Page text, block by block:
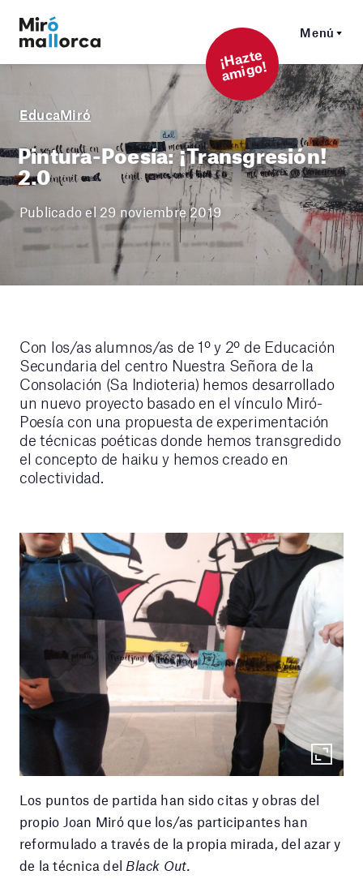
Menú
¡
Hazt
e
a
mi
g
o!
EducaMiró
Pintura-Poesía: ¡Transgresión!
2.0
Publicado el 29 noviembre 2019
Con los/as alumnos/as de 1º y 2º de Educación
Secundaria del centro Nuestra Señora de la
Consolación (Sa Indioteria) hemos desarrollado
un nuevo proyecto basado en el vínculo Miró-
Poesía con una propuesta de experimentación
de técnicas poéticas donde hemos transgredido
el concepto de haiku y hemos creado en
colectividad.
Los puntos de partida han sido citas y obras del
propio Joan Miró que los/as participantes han
reformulado a través de la propia mirada, del azar y
de la técnica del Black Out.